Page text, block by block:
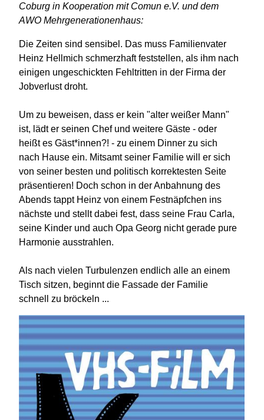
Coburg in Kooperation mit Comun e.V. und dem
AWO Mehrgenerationenhaus:
Die Zeiten sind sensibel. Das muss Familienvater
Heinz Hellmich schmerzhaft feststellen, als ihm nach
einigen ungeschickten Fehltritten in der Firma der
Jobverlust droht.
Um zu beweisen, dass er kein "alter weißer Mann"
ist, lädt er seinen Chef und weitere Gäste - oder
heißt es Gäst*innen?! - zu einem Dinner zu sich
nach Hause ein. Mitsamt seiner Familie will er sich
von seiner besten und politisch korrektesten Seite
präsentieren! Doch schon in der Anbahnung des
Abends tappt Heinz von einem Festnäpfchen ins
nächste und stellt dabei fest, dass seine Frau Carla,
seine Kinder und auch Opa Georg nicht gerade pure
Harmonie ausstrahlen.
Als nach vielen Turbulenzen endlich alle an einem
Tisch sitzen, beginnt die Fassade der Familie
schnell zu bröckeln ...